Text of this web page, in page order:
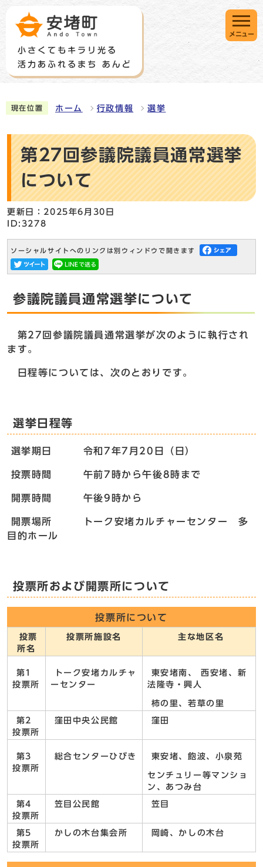
メニュー
現在位置 ホーム 行政情報 選挙
第27回参議院議員通常選挙
について
更新日：2025年6月30日
ID:3278
ソーシャルサイトへのリンクは別ウィンドウで開きます
参議院議員通常選挙について
第27回参議院議員通常選挙が次のように執行され
ます。
日程等については、次のとおりです。
選挙日程等
選挙期日 令和7年7月20日（日）
投票時間 午前7時から午後8時まで
開票時間 午後9時から
開票場所 トーク安堵カルチャーセンター 多
目的ホール
投票所および開票所について
投票所について
投票
所名
投票所施設名 主な地区名
第1
投票所
トーク安堵カルチャ
ーセンター
東安堵南、 西安堵、新
法隆寺・興人
柿の里、若草の里
第2
投票所
窪田中央公民館 窪田
第3
投票所
総合センターひびき 東安堵、飽波、小泉苑
センチュリー等マンショ
ン、あつみ台
第4
投票所
笠目公民館 笠目
第5
投票所
かしの木台集会所 岡崎、かしの木台